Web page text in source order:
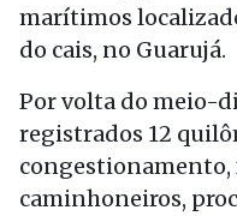
marítimos
do cais, no Guarujá.
Por volta do meio-
registrados 12
caminhoneiros,